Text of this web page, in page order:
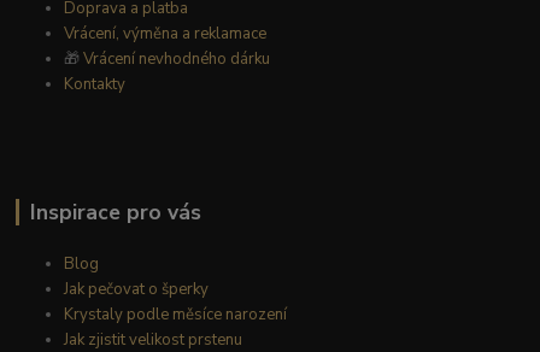
Doprava a platba
Vrácení, výměna a reklamace
🎁Vrácení nevhodného dárku
Kontakty
Inspirace pro vás
Blog
Jak pečovat o šperky
Krystaly podle měsíce narození
Jak zjistit velikost prstenu